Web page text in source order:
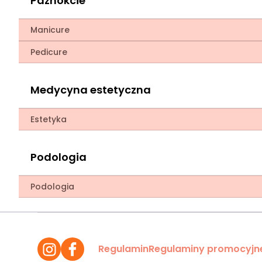
Manicure
Pedicure
Medycyna estetyczna
Estetyka
Podologia
Podologia
RegulaminRegulaminy